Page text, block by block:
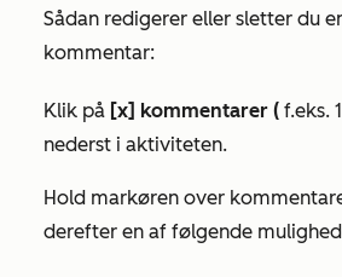
Sådan redigerer eller sletter du
kommentar:
Klik på [x] kommentarer ( f.eks.
nederst i aktiviteten.
Hold markøren over
derefter en af følgende